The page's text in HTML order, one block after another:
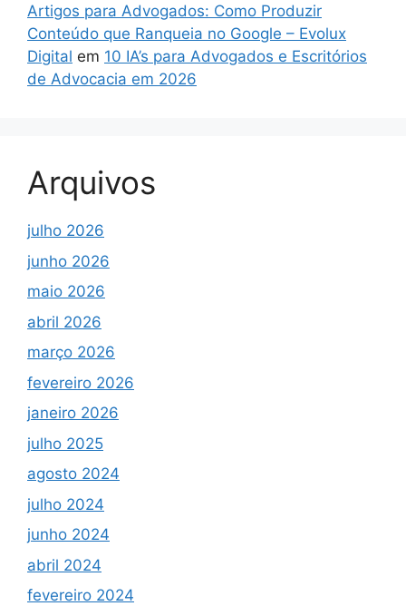
Artigos para Advogados: Como Produzir
Conteúdo que Ranqueia no Google – Evolux
Digital em 10 IA’s para Advogados e Escritórios
de Advocacia em 2026
Arquivos
julho 2026
junho 2026
maio 2026
abril 2026
março 2026
fevereiro 2026
janeiro 2026
julho 2025
agosto 2024
julho 2024
junho 2024
abril 2024
fevereiro 2024